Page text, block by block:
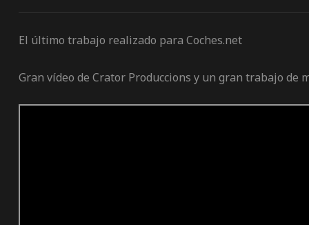
El último trabajo realizado para Coches.net
Gran vídeo de Crator Produccions y un gran trabajo de